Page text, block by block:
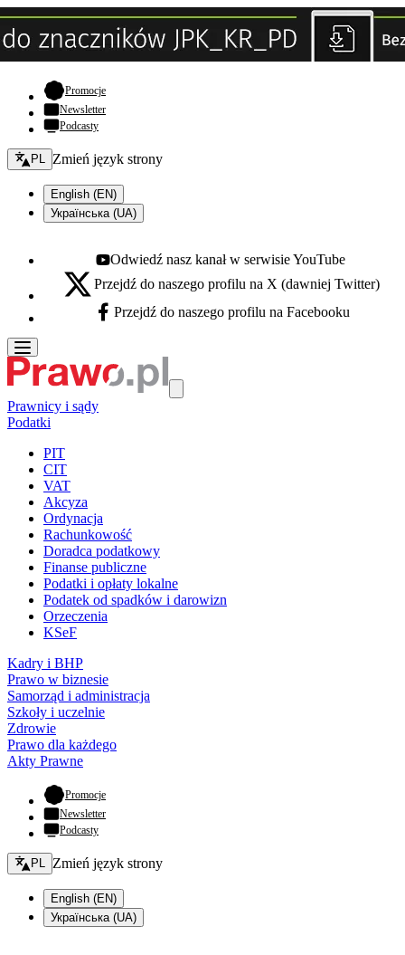
Promocje- otwiera się w nowej karcie
Newsletter
Podcasty
Zmień język - bieżący:
PL Zmień język strony
English (EN)
Українська (UA)
Youtube - otwiera się w nowej karcie
Odwiedź nasz kanał w serwisie YouTube
X - otwiera się w nowej karcie
Przejdź do naszego profilu na X (dawniej Twitter)
Facebook - otwiera się w nowej karcie
Przejdź do naszego profilu na Facebooku
Prawnicy i sądy
Podatki
PIT
CIT
VAT
Akcyza
Ordynacja
Rachunkowość
Doradca podatkowy
Finanse publiczne
Podatki i opłaty lokalne
Podatek od spadków i darowizn
Orzeczenia
KSeF
Kadry i BHP
Prawo w biznesie
Samorząd i administracja
Szkoły i uczelnie
Zdrowie
Prawo dla każdego
Akty Prawne
Promocje- otwiera się w nowej karcie
Newsletter
Podcasty
Zmień język - bieżący:
PL Zmień język strony
English (EN)
Українська (UA)